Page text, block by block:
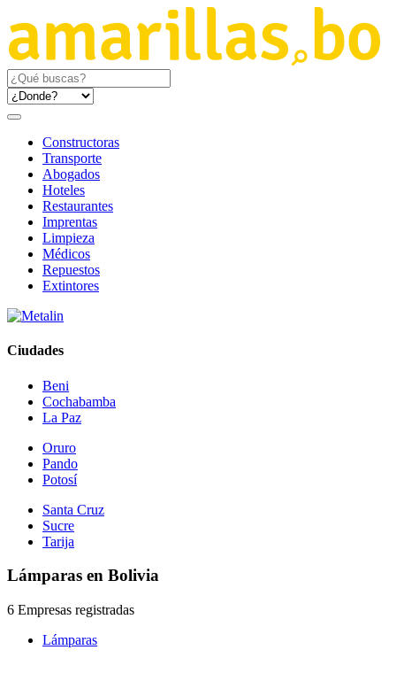
Constructoras
Transporte
Abogados
Hoteles
Restaurantes
Imprentas
Limpieza
Médicos
Repuestos
Extintores
Ciudades
Beni
Cochabamba
La Paz
Oruro
Pando
Potosí
Santa Cruz
Sucre
Tarija
Lámparas en Bolivia
6 Empresas registradas
Lámparas